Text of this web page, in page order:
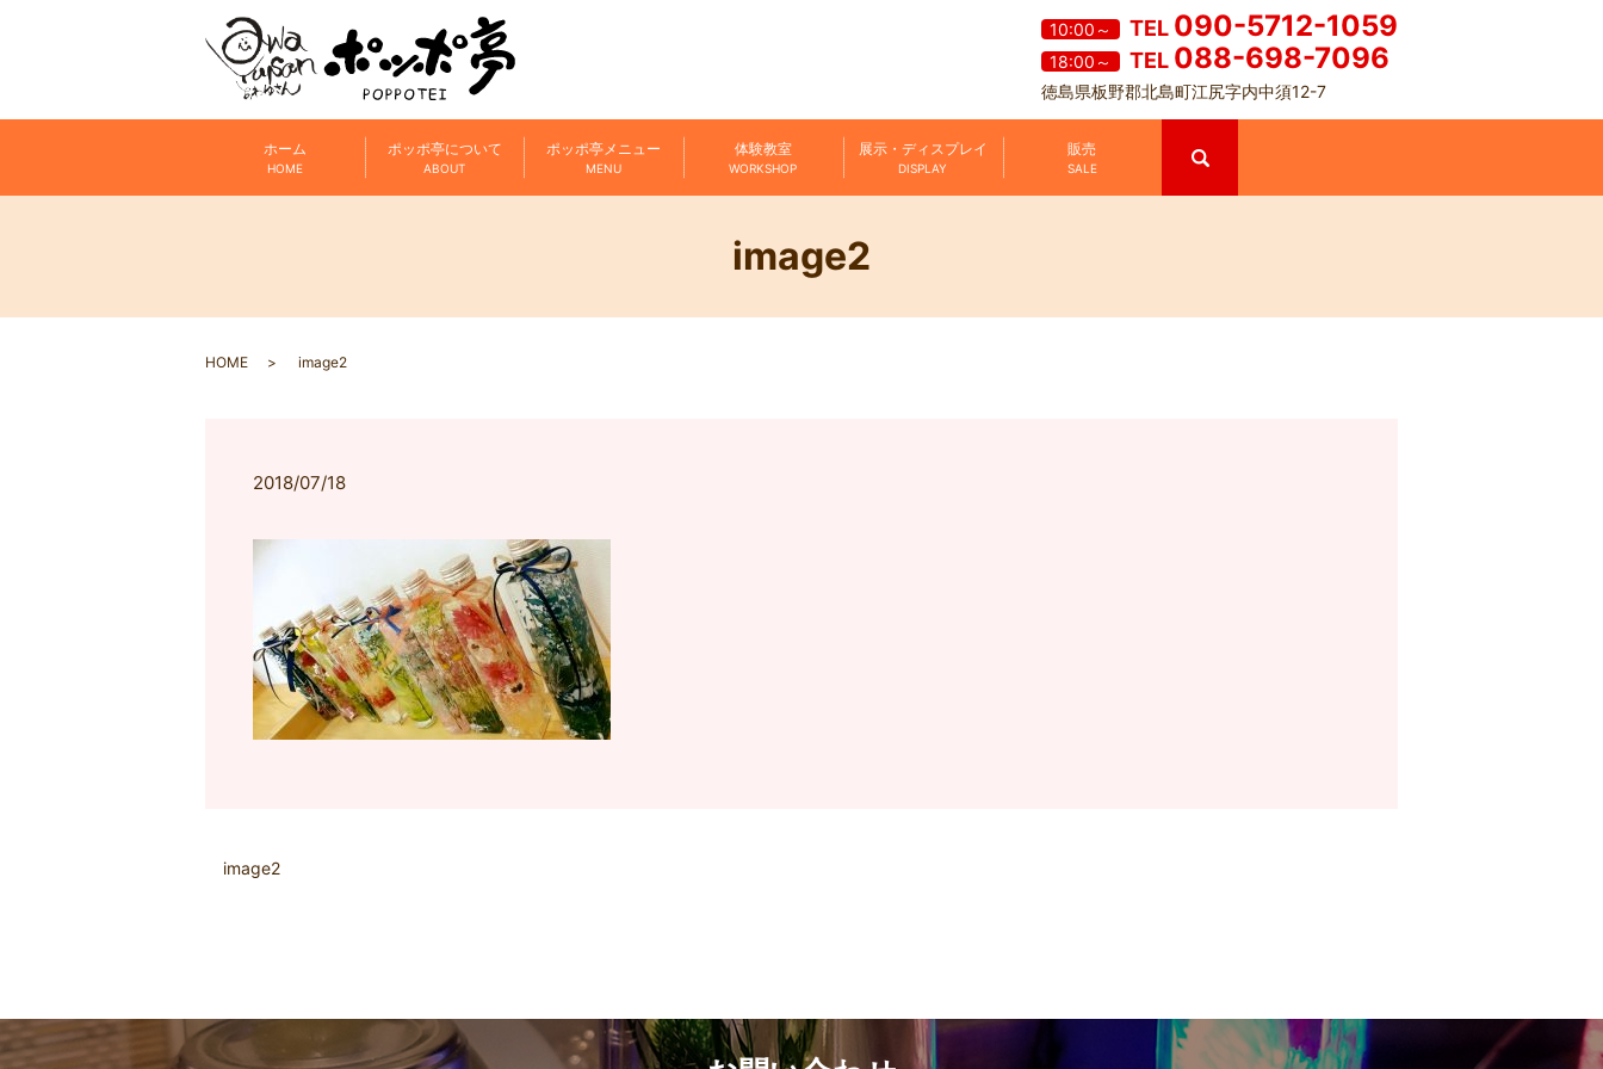
ホーム
HOME
ポッポ亭について
ABOUT
ポッポ亭メニュー
MENU
体験教室
WORKSHOP
展示・ディスプレイ
DISPLAY
販売
SALE
10:00～ TEL 090-5712-1059
18:00～ TEL 088-698-7096
徳島県板野郡北島町江尻字内中須12-7
image2
HOME image2
2018/07/18
image2